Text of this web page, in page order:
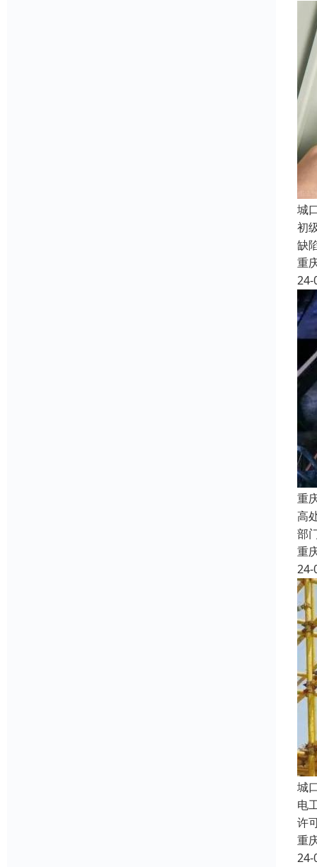
城
初
缺
重
24-
重
高
部
重
24-
城
电
许
重
24-